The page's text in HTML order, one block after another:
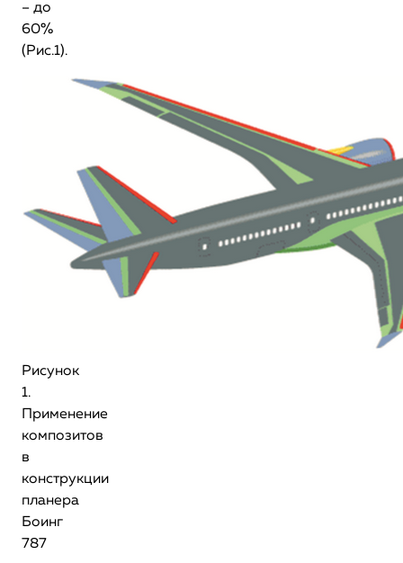
– до
60%
(Рис.1).
Рисунок
1.
Применение
композитов
в
конструкции
планера
Боинг
787